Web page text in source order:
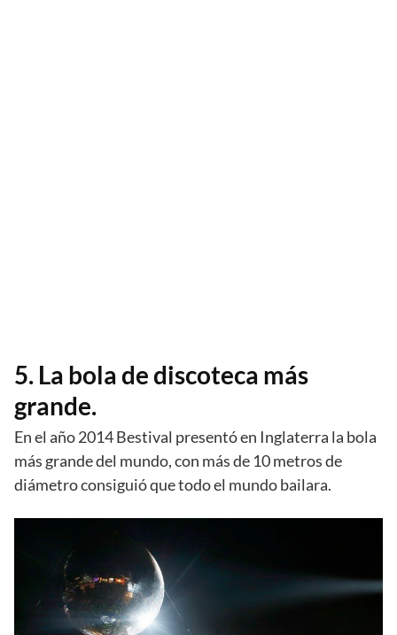
5. La bola de discoteca más
grande.
En el año 2014 Bestival presentó en Inglaterra la bola
más grande del mundo, con más de 10 metros de
diámetro consiguió que todo el mundo bailara.